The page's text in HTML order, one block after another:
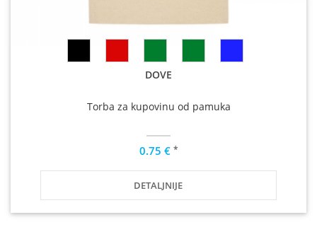
DOVE
Torba za kupovinu od pamuka
0.75 € *
DETALJNIJE